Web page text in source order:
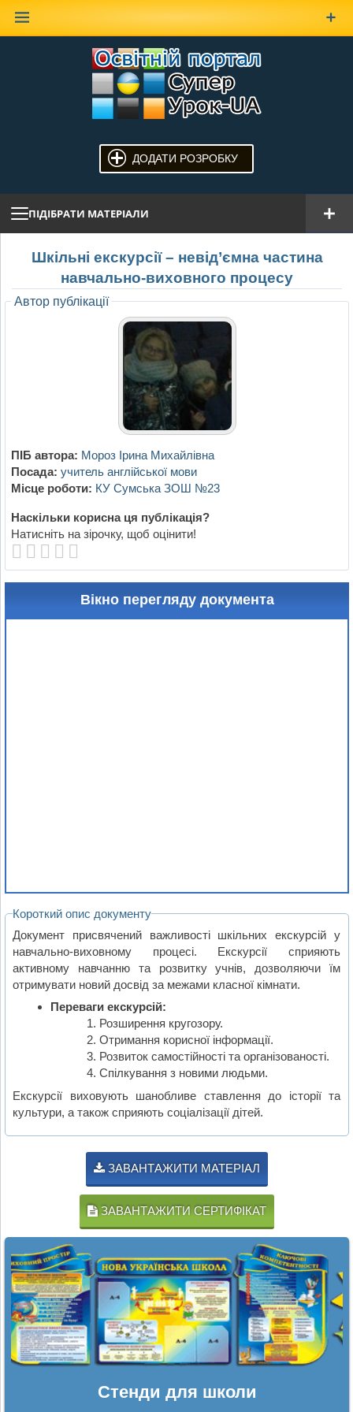
ДОДАТИ РОЗРОБКУ
ПІДІБРАТИ МАТЕРІАЛИ
Шкільні екскурсії – невід’ємна частина
навчально-виховного процесу
Автор публікації
ПІБ автора: Мороз Ірина Михайлівна
Посада: учитель англійської мови
Місце роботи: КУ Сумська ЗОШ №23
Наскільки корисна ця публікація?
Натисніть на зірочку, щоб оцінити!
Вікно перегляду документа
Короткий опис документу
Документ присвячений важливості шкільних екскурсій у
навчально-виховному процесі. Екскурсії сприяють
активному навчанню та розвитку учнів, дозволяючи їм
отримувати новий досвід за межами класної кімнати.
Переваги екскурсій:
Розширення кругозору.
Отримання корисної інформації.
Розвиток самостійності та організованості.
Спілкування з новими людьми.
Екскурсії виховують шанобливе ставлення до історії та
культури, а також сприяють соціалізації дітей.
ЗАВАНТАЖИТИ МАТЕРІАЛ
ЗАВАНТАЖИТИ СЕРТИФІКАТ
Стенди для школи